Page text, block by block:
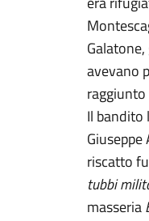
avevano
Il bandito
riscatto
tubbi
masseria